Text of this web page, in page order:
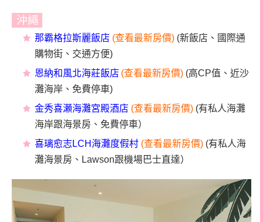
沖繩
那霸格拉斯麗飯店 (查看最新房價) (新飯店、國際通
購物街、交通方便)
恩納和風北海莊飯店 (查看最新房價) (高CP值、近沙
灘海岸、免費停車)
金秀喜瀬海灘宮殿酒店 (查看最新房價) (有私人海灘
海岸跟海景房、免費停車）
喜璃愈志LCH海灘度假村 (查看最新房價) (有私人海
灘海景房、Lawson跟機場巴士直達）